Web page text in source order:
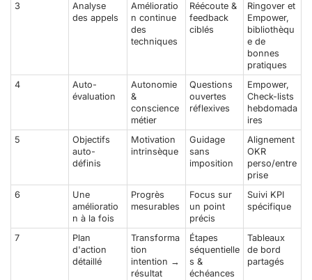
3
Analyse
des appels
Amélioratio
n continue
des
techniques
Réécoute &
feedback
ciblés
Ringover et
Empower,
bibliothèqu
e de
bonnes
pratiques
4
Auto-
évaluation
Autonomie
&
conscience
métier
Questions
ouvertes
réflexives
Empower,
Check-lists
hebdomada
ires
5
Objectifs
auto-
définis
Motivation
intrinsèque
Guidage
sans
imposition
Alignement
OKR
perso/entre
prise
6
Une
amélioratio
n à la fois
Progrès
mesurables
Focus sur
un point
précis
Suivi KPI
spécifique
7
Plan
d'action
détaillé
Transforma
tion
intention →
résultat
Étapes
séquentielle
s &
échéances
Tableaux
de bord
partagés